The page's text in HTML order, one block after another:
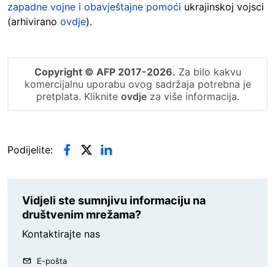
zapadne vojne i obavještajne pomoći ukrajinskoj vojsci
(arhivirano ovdje).
Copyright © AFP 2017-2026. Za bilo kakvu
komercijalnu uporabu ovog sadržaja potrebna je
pretplata. Kliknite ovdjeza više informacija.
Podijelite:
Vidjeli ste sumnjivu informaciju na
društvenim mrežama?
Kontaktirajte nas
E-pošta